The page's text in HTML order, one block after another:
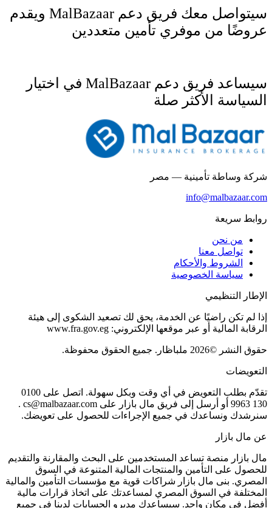
سيتواصل معك فريق دعم MalBazaar ويقدم
عروضًا من موفري تأمين متعددين
سيساعد فريق دعم MalBazaar في اختيار
السياسة الأكثر صلة
شركة وساطة تأمينية — مصر
info@malbazaar.com
روابط سريعة
من نحن
تواصل معنا
الشروط والأحكام
سياسة الخصوصية
الإطار التنظيمي
إذا لم تكن راضيًا عن الخدمة، يحق لك تصعيد الشكوى إلى هيئة
الرقابة المالية أو عبر موقعها الإلكتروني: www.fra.gov.eg
حقوق النشر ©2026 ملباظار. جميع الحقوق محفوظة.
التعويضات
تقدّم بطلب التعويض في أي وقت وبكل سهولة. اتصل على 0100
130 9963 أو أرسل إلى فريق مال بازار على cs@malbazaar.com .
سنرشدك ونساعدك في جميع الإجراءات للحصول على تعويضك.
عن مال بازار
مال بازار منصة تساعد المستخدمين على البحث والمقارنة والتقديم
للحصول على التأمين والمنتجات المالية المتنوعة في السوق
المصري. بنى مال بازار شراكات قوية مع مؤسسات التأمين والمالية
المختلفة في السوق المصري لمساعدتك على اتخاذ قرارات مالية
أفضل في مكان واحد. سيساعدك مديرو الحسابات لدينا في جميع